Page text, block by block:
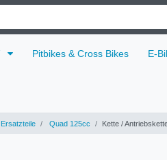
Pitbikes & Cross Bikes E-
Quad 125cc Kette /